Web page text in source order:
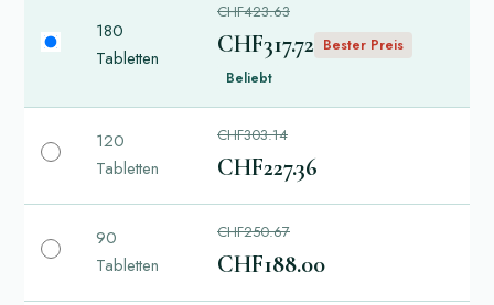
180
Tabletten
CHF423.63
CHF317.72 Bester Preis
Beliebt
120
Tabletten
CHF303.14
CHF227.36
90
Tabletten
CHF250.67
CHF188.00